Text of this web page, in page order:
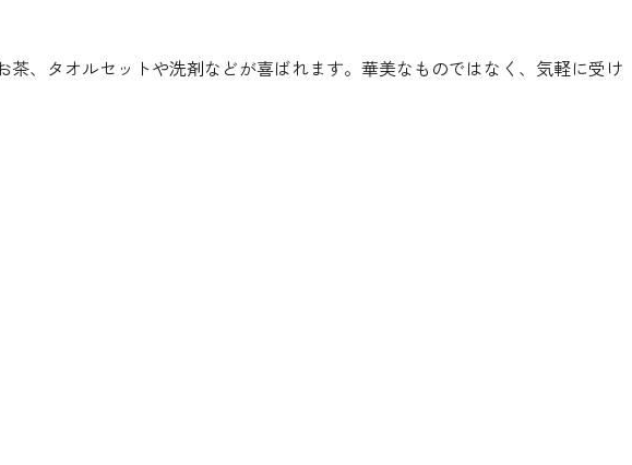
、タオルセットや洗剤などが喜ばれます。華美なものではなく、気軽に受け